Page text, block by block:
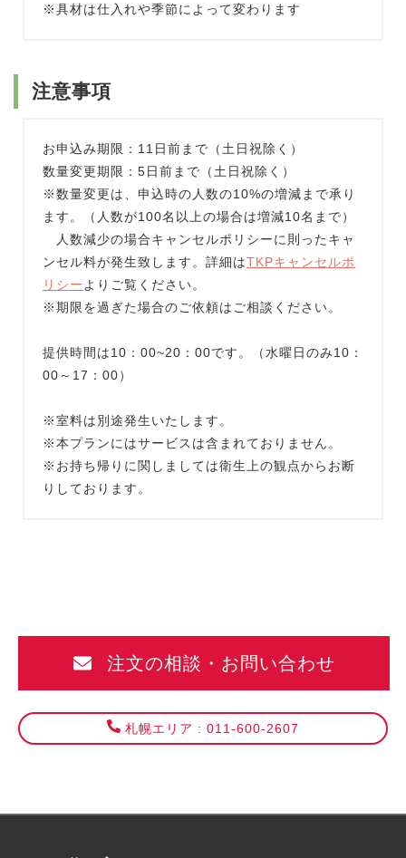
※具材は仕入れや季節によって変わります
注意事項
お申込み期限：11日前まで（土日祝除く）
数量変更期限：5日前まで（土日祝除く）
※数量変更は、申込時の人数の10%の増減まで承り
ます。（人数が100名以上の場合は増減10名まで）
人数減少の場合キャンセルポリシーに則ったキャ
ンセル料が発生致します。詳細はTKPキャンセルポ
リシー よりご覧ください。
※期限を過ぎた場合のご依頼はご相談ください。
提供時間は10：00~20：00です。（水曜日のみ10：
00～17：00）
※室料は別途発生いたします。
※本プランにはサービスは含まれておりません。
※お持ち帰りに関しましては衛生上の観点からお断
りしております。
注文の相談・お問い合わせ
札幌エリア : 011-600-2607